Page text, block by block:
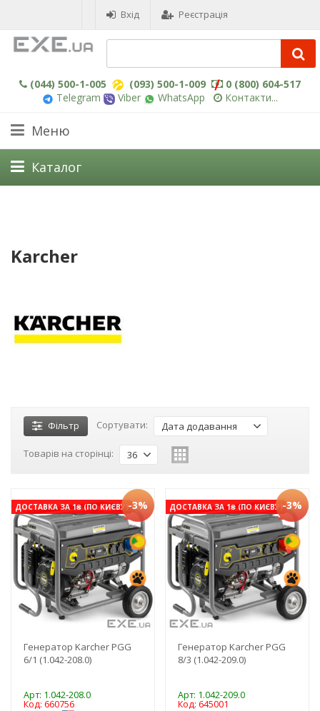
Вхід Реєстрація
(044) 500-1-005 (093) 500-1-009
0 (800) 604-517
Telegram
Viber WhatsApp Контакти...
Меню
Каталог
Karcher
Фільтр Сортувати: Дата додавання
Товарів на сторінці: 36
ДОСТАВКА ЗА 1₴ (ПО КИЄВУ)-3%
Генератор Karcher PGG
6/1 (1.042-208.0)
Арт: 1.042-208.0
Код: 660756
ДОСТАВКА ЗА 1₴ (ПО КИЄВУ)-3%
Генератор Karcher PGG
8/3 (1.042-209.0)
Арт: 1.042-209.0
Код: 645001